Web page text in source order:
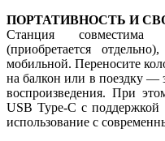
ПОРТАТИВНОСТЬ И
Станция
(приобретается
мобильной. Переносите
на балкон или в поездку —
воспроизведения. При
USB Type-C с поддержкой
использование с